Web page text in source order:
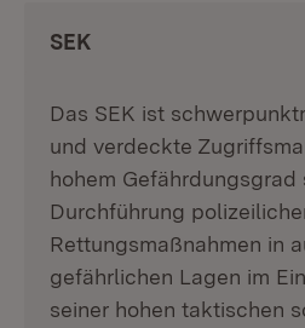
SEK
Das SEK ist
und verdeckte
hohem Gefährdungsgrad
Durchführung
Rettungsmaßnahmen in
gefährlichen Lagen im
seiner hohen taktischen